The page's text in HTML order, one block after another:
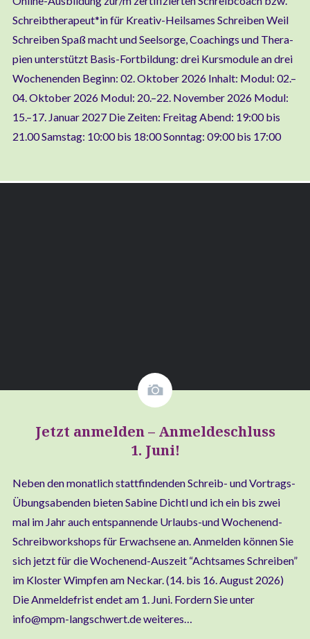
Schreibtherapeut*in für Kre­a­­tiv-Heil­­sa­­mes Schrei­ben Weil
Schrei­ben Spaß macht und Seel­sor­ge, Coa­chings und The­ra­
pien unter­stützt Basis-For­t­­bil­­dung: drei Kurs­mo­du­le an drei
Wochen­en­den Beginn: 02. Okto­ber 2026 Inhalt: Modul: 02.–
04. Okto­ber 2026 Modul: 20.–22. Novem­ber 2026 Modul:
15.–17. Janu­ar 2027 Die Zei­ten: Frei­tag Abend: 19:00 bis
21.00 Sams­tag: 10:00 bis 18:00 Sonn­tag: 09:00 bis 17:00
Jetzt anmelden – Anmeldeschluss
1. Juni!
Neben den monat­lich statt­fin­den­den Schreib- und Vor­­­trags-
Übungs­­a­ben­­den bie­ten Sabi­ne Dichtl und ich ein bis zwei
mal im Jahr auch ent­span­nen­de Urlaubs-und Wochen­end-
Schrei­b­­wor­k­­shops für Erwach­se­ne an. Anmel­den kön­nen Sie
sich jetzt für die Wochen­end-Aus­­­zeit “Acht­sa­mes Schrei­ben”
im Klos­ter Wimp­fen am Neckar. (14. bis 16. August 2026)
Die Anmel­de­frist endet am 1. Juni. For­dern Sie unter
info@mpm-langschwert.de weiteres…